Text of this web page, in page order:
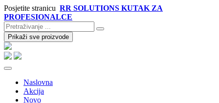
Posjetite stranicu RR SOLUTIONS KUTAK ZA
PROFESIONALCE
Prikaži sve proizvode
Naslovna
Akcija
Novo